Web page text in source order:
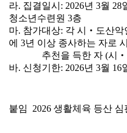
라. 집결일시 : 2026년 3월 28
청소년수련원 3층
마. 참가대상: 각 시 ‧ 도산악
에 3년 이상 종사하는 자로 시
추천을 득한 자 (시 ‧
바. 신청기한: 2026년 3월 16
붙임 2026 생활체육 등산